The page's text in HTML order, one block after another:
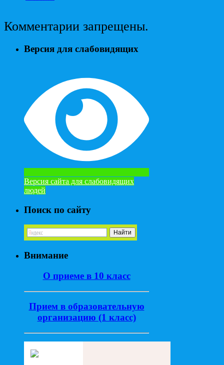
Комментарии запрещены.
Версия для слабовидящих
Версия сайта для слабовидящих
людей
Поиск по сайту
Внимание
О приеме в 10 класс
Прием в образовательную
организацию (1 класс)